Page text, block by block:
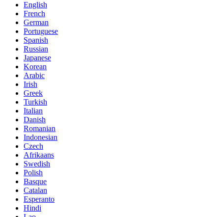
English
French
German
Portuguese
Spanish
Russian
Japanese
Korean
Arabic
Irish
Greek
Turkish
Italian
Danish
Romanian
Indonesian
Czech
Afrikaans
Swedish
Polish
Basque
Catalan
Esperanto
Hindi